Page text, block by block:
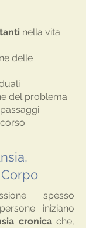
nella vita
delle
del problema
spesso
iniziano
cronica che,